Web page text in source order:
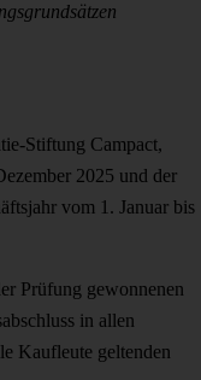
Stiftung Campact,
2025 und der
vom 1. Januar bis
Prüfung gewonnenen
in allen
Kaufleute geltenden